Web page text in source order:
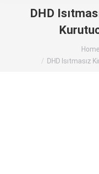
DHD
Home
DHD Isıtmasız